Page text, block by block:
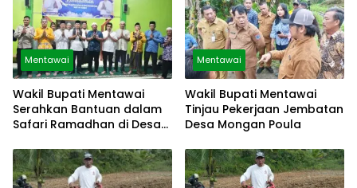
Mentawai
Wakil Bupati Mentawai
Serahkan Bantuan dalam
Safari Ramadhan di Desa
Mentawai
Wakil Bupati Mentawai
Tinjau Pekerjaan Jembatan
Desa Mongan Poula